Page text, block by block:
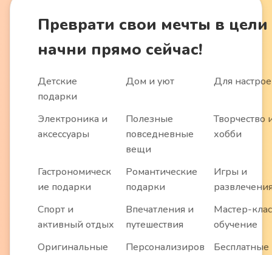
Преврати свои мечты в цели
начни прямо сейчас!
Детские
подарки
Дом и уют Для
Электроника и
аксессуары
Полезные
повседневные
вещи
Творчество
хобби
Гастрономическ
ие подарки
Романтические
подарки
Игры и
Спорт и
активный отдых
Впечатления и
путешествия
Мастер-
обучение
Оригинальные
Персонализиров
Бесплатные